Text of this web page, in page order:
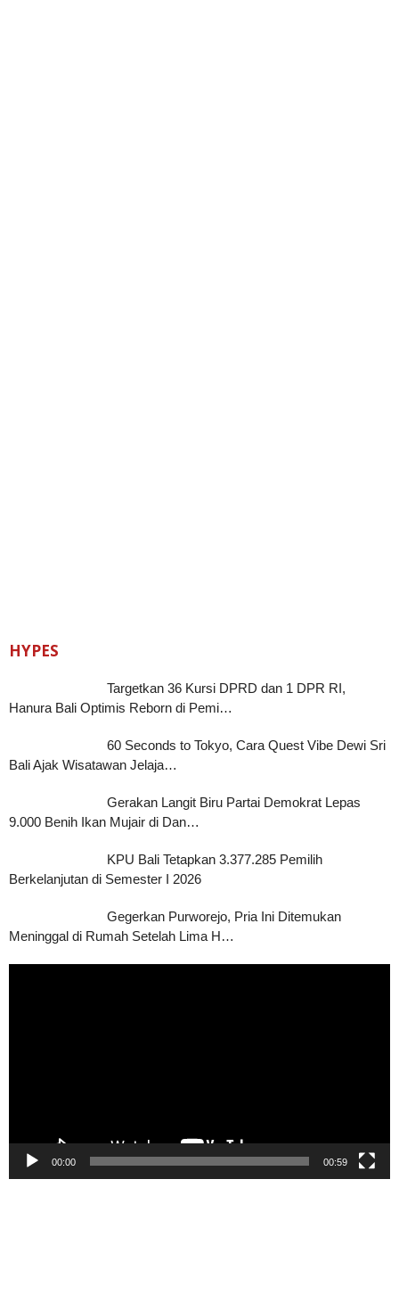
HYPES
Targetkan 36 Kursi DPRD dan 1 DPR RI,
Hanura Bali Optimis Reborn di Pemi…
60 Seconds to Tokyo, Cara Quest Vibe Dewi Sri
Bali Ajak Wisatawan Jelaja…
Gerakan Langit Biru Partai Demokrat Lepas
9.000 Benih Ikan Mujair di Dan…
KPU Bali Tetapkan 3.377.285 Pemilih
Berkelanjutan di Semester I 2026
Gegerkan Purworejo, Pria Ini Ditemukan
Meninggal di Rumah Setelah Lima H…
00:00 00:59